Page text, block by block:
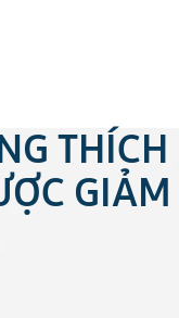
THÍCH
GIẢM